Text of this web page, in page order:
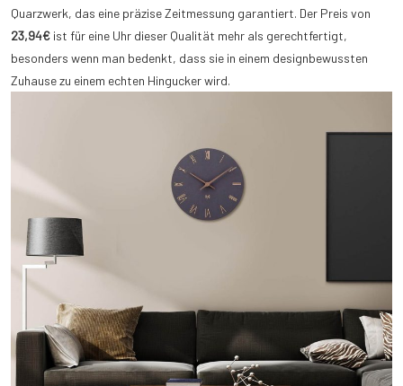
Quarzwerk, das eine präzise Zeitmessung garantiert. Der Preis von
23,94€ ist für eine Uhr dieser Qualität mehr als gerechtfertigt,
besonders wenn man bedenkt, dass sie in einem designbewussten
Zuhause zu einem echten Hingucker wird.